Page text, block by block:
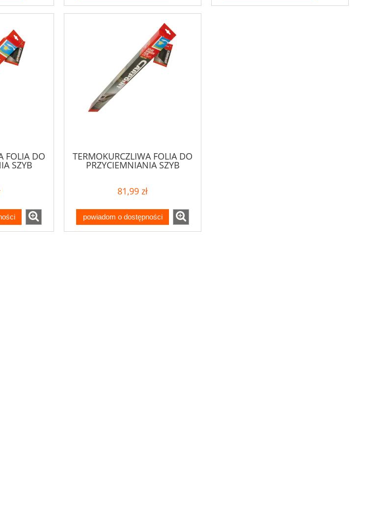
FOLIA DO
SZYB
TERMOKURCZLIWA FOLIA DO
PRZYCIEMNIANIA SZYB
81,99 zł
powiadom o dostępności